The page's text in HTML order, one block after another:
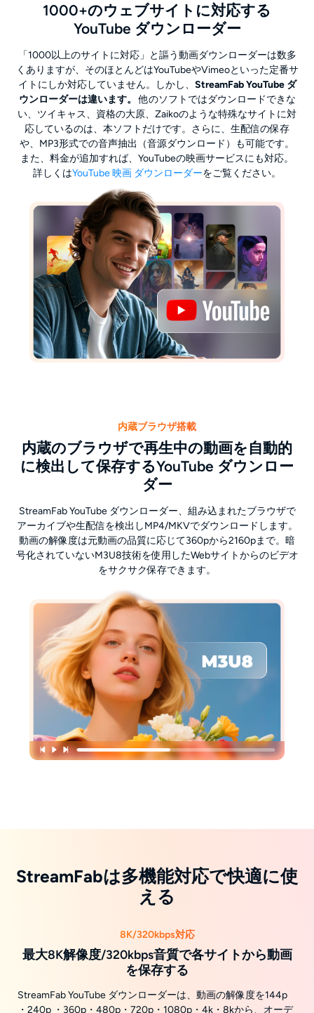
1000+のウェブサイトに対応する
YouTube ダウンローダー
「1000以上のサイトに対応」と謳う動画ダウンローダーは数多
くありますが、そのほとんどはYouTubeやVimeoといった定番サ
イトにしか対応していません。しかし、 StreamFab YouTube ダ
ウンローダーは違います。
他のソフトではダウンロードできな
い、ツイキャス、資格の大原、Zaikoのような特殊なサイトに対
応しているのは、本ソフトだけです。さらに、生配信の保存
や、MP3形式での音声抽出（音源ダウンロード）も可能です。
また、料金が追加すれば、YouTubeの映画サービスにも対応。
詳しくはYouTube 映画 ダウンローダーをご覧ください。
内蔵ブラウザ搭載
内蔵のブラウザで再生中の動画を自動的
に検出して保存するYouTube ダウンロー
ダー
StreamFab YouTube ダウンローダー、組み込まれたブラウザで
アーカイブや生配信を検出しMP4/MKVでダウンロードします。
動画の解像度は元動画の品質に応じて360pから2160pまで。暗
号化されていないM3U8技術を使用したWebサイトからのビデオ
をサクサク保存できます。
StreamFabは多機能対応で快適に使
える
8K/320kbps対応
最大8K解像度/320kbps音質で各サイトから動画
を保存する
StreamFab YouTube ダウンローダーは、動画の解像度を144p
・240p ・360p・480p・720p・1080p・4k・8kから、オーデ